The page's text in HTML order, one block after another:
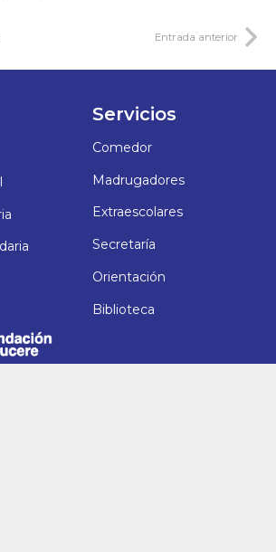
Entrada anterior
Servicios
Comedor
Madrugadores
Extraescolares
Secretaría
Orientación
Biblioteca